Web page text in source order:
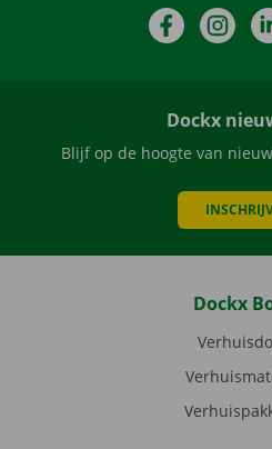
Facebook
Dockx
Blijf op de hoogte van
Dockx